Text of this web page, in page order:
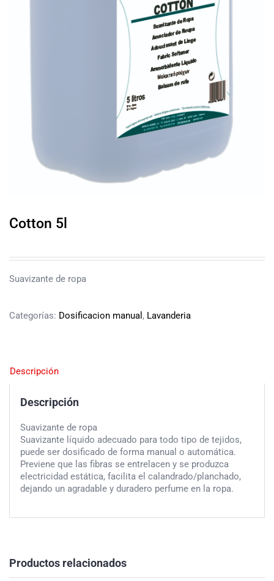
Cotton 5l
Suavizante de ropa
Categorías: Dosificacion manual , Lavanderia
Descripción
Descripción
Suavizante de ropa
Suavizante líquido adecuado para todo tipo de tejidos,
puede ser dosificado de forma manual o automática.
Previene que las fibras se entrelacen y se produzca
electricidad estática, facilita el calandrado/planchado,
dejando un agradable y duradero perfume en la ropa.
Productos relacionados